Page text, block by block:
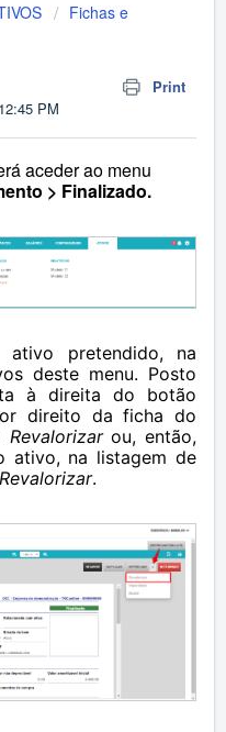
Fichas e
Print
PM
aceder ao menu
> Finalizado.
ativo pretendido, na
deste menu. Posto
à direita do botão
direito da ficha do
Revalorizarou, então,
ativo, na listagem de
Revalorizar.